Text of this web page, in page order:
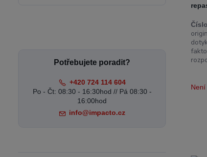
Není
Potřebujete poradit?
+420 724 114 604
Po - Čt: 08:30 - 16:30hod // Pá 08:30 -
16:00hod
info@impacto.cz